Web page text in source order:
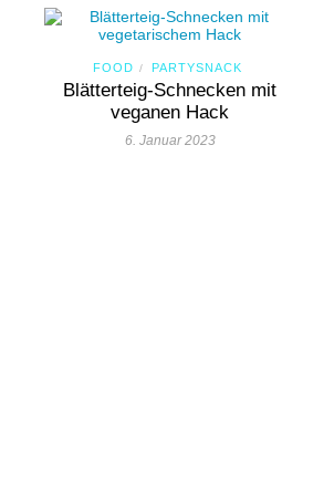
FOOD / PARTYSNACK
Blätterteig-Schnecken mit
veganen Hack
6. Januar 2023